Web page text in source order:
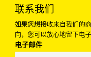
联系我们
如果您想接收来自我们的
向，您可以放心地留下电
电子邮件